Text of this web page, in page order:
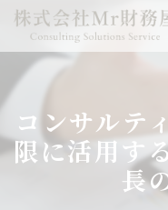
コンサルテ
限に活用す
長